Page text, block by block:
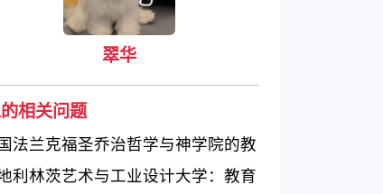
翠华
相关问题
法兰克福圣乔治哲学与神学院的教
量如何评价？
利林茨艺术与工业设计大学：教育